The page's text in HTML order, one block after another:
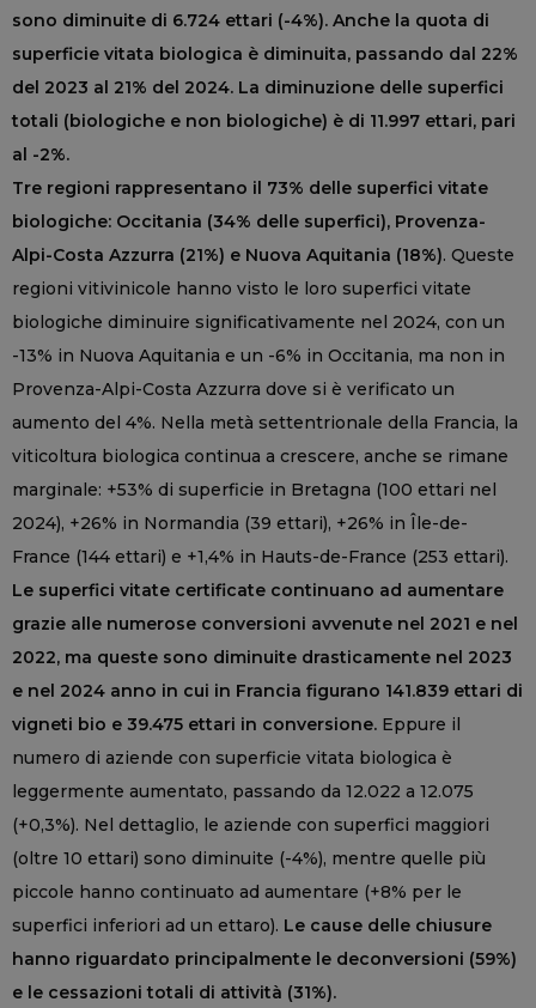
sono diminuite di 6.724 ettari (-4%). Anche la quota di
superficie vitata biologica è diminuita, passando dal 22%
del 2023 al 21% del 2024. La diminuzione delle superfici
totali (biologiche e non biologiche) è di 11.997 ettari, pari
al -2%.
Tre regioni rappresentano il 73% delle superfici vitate
biologiche: Occitania (34% delle superfici), Provenza-
Alpi-Costa Azzurra (21%) e Nuova Aquitania (18%). Queste
regioni vitivinicole hanno visto le loro superfici vitate
biologiche diminuire significativamente nel 2024, con un
-13% in Nuova Aquitania e un -6% in Occitania, ma non in
Provenza-Alpi-Costa Azzurra dove si è verificato un
aumento del 4%. Nella metà settentrionale della Francia, la
viticoltura biologica continua a crescere, anche se rimane
marginale: +53% di superficie in Bretagna (100 ettari nel
2024), +26% in Normandia (39 ettari), +26% in Île-de-
France (144 ettari) e +1,4% in Hauts-de-France (253 ettari).
Le superfici vitate certificate continuano ad aumentare
grazie alle numerose conversioni avvenute nel 2021 e nel
2022, ma queste sono diminuite drasticamente nel 2023
e nel 2024 anno in cui in Francia figurano 141.839 ettari di
vigneti bio e 39.475 ettari in conversione. Eppure il
numero di aziende con superficie vitata biologica è
leggermente aumentato, passando da 12.022 a 12.075
(+0,3%). Nel dettaglio, le aziende con superfici maggiori
(oltre 10 ettari) sono diminuite (-4%), mentre quelle più
piccole hanno continuato ad aumentare (+8% per le
superfici inferiori ad un ettaro). Le cause delle chiusure
hanno riguardato principalmente le deconversioni (59%)
e le cessazioni totali di attività (31%).